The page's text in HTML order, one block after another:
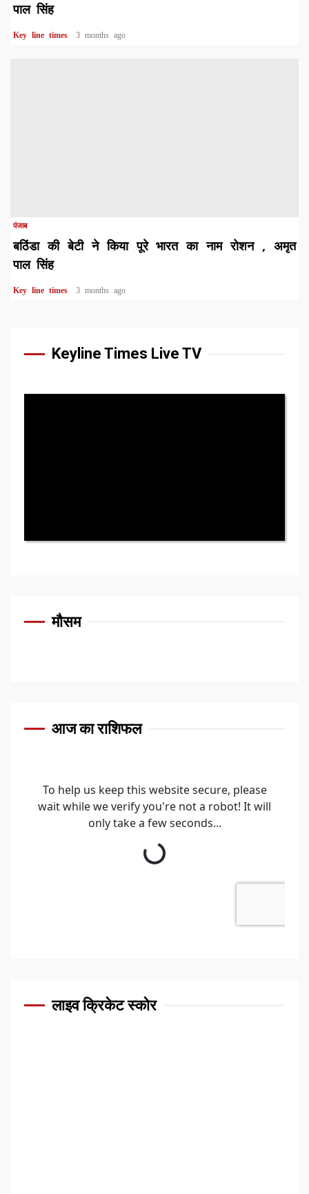
पाल सिंह
Key line times 3 months ago
पंजाब
बठिंडा की बेटी ने किया पूरे भारत का नाम रोशन , अमृत
पाल सिंह
Key line times 3 months ago
Keyline Times Live TV
मौसम
आज का राशिफल
लाइव क्रिकेट स्कोर